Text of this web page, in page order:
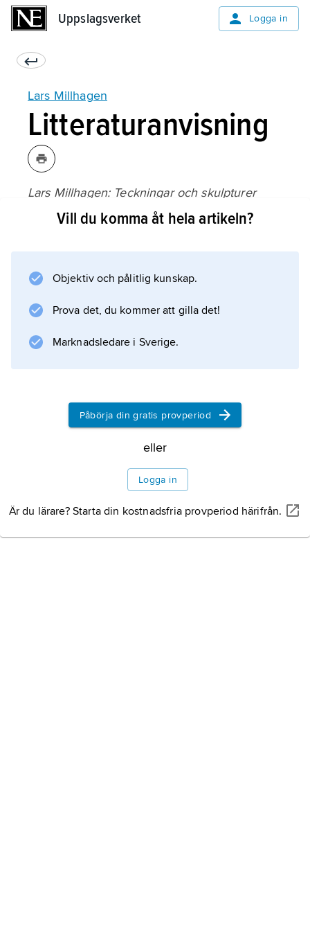
Uppslagsverket Logga in
Lars Millhagen
Litteraturanvisning
Lars Millhagen: Teckningar och skulpturer
, utst.kat., Lunds konsthall (1995);
Information om artikeln
Vill du komma åt hela artikeln?
Objektiv och pålitlig kunskap.
Prova det, du kommer att gilla det!
Marknadsledare i Sverige.
Påbörja din gratis provperiod
eller
Logga in
Är du lärare? Starta din kostnadsfria provperiod härifrån.